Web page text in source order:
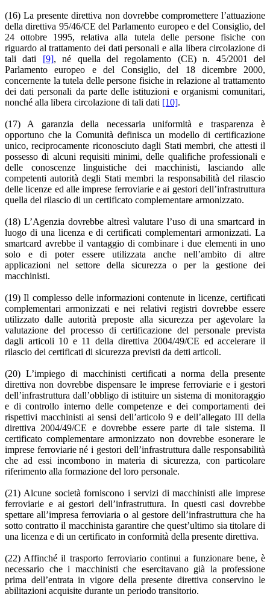
(16) La presente direttiva non dovrebbe compromettere l’attuazione
della direttiva 95/46/CE del Parlamento europeo e del Consiglio, del
24 ottobre 1995, relativa alla tutela delle persone fisiche con
riguardo al trattamento dei dati personali e alla libera circolazione di
tali dati [9], né quella del regolamento (CE) n. 45/2001 del
Parlamento europeo e del Consiglio, del 18 dicembre 2000,
concernente la tutela delle persone fisiche in relazione al trattamento
dei dati personali da parte delle istituzioni e organismi comunitari,
nonché alla libera circolazione di tali dati [10].
(17) A garanzia della necessaria uniformità e trasparenza è
opportuno che la Comunità definisca un modello di certificazione
unico, reciprocamente riconosciuto dagli Stati membri, che attesti il
possesso di alcuni requisiti minimi, delle qualifiche professionali e
delle conoscenze linguistiche dei macchinisti, lasciando alle
competenti autorità degli Stati membri la responsabilità del rilascio
delle licenze ed alle imprese ferroviarie e ai gestori dell’infrastruttura
quella del rilascio di un certificato complementare armonizzato.
(18) L’Agenzia dovrebbe altresì valutare l’uso di una smartcard in
luogo di una licenza e di certificati complementari armonizzati. La
smartcard avrebbe il vantaggio di combinare i due elementi in uno
solo e di poter essere utilizzata anche nell’ambito di altre
applicazioni nel settore della sicurezza o per la gestione dei
macchinisti.
(19) Il complesso delle informazioni contenute in licenze, certificati
complementari armonizzati e nei relativi registri dovrebbe essere
utilizzato dalle autorità preposte alla sicurezza per agevolare la
valutazione del processo di certificazione del personale prevista
dagli articoli 10 e 11 della direttiva 2004/49/CE ed accelerare il
rilascio dei certificati di sicurezza previsti da detti articoli.
(20) L’impiego di macchinisti certificati a norma della presente
direttiva non dovrebbe dispensare le imprese ferroviarie e i gestori
dell’infrastruttura dall’obbligo di istituire un sistema di monitoraggio
e di controllo interno delle competenze e dei comportamenti dei
rispettivi macchinisti ai sensi dell’articolo 9 e dell’allegato III della
direttiva 2004/49/CE e dovrebbe essere parte di tale sistema. Il
certificato complementare armonizzato non dovrebbe esonerare le
imprese ferroviarie né i gestori dell’infrastruttura dalle responsabilità
che ad essi incombono in materia di sicurezza, con particolare
riferimento alla formazione del loro personale.
(21) Alcune società forniscono i servizi di macchinisti alle imprese
ferroviarie e ai gestori dell’infrastruttura. In questi casi dovrebbe
spettare all’impresa ferroviaria o al gestore dell’infrastruttura che ha
sotto contratto il macchinista garantire che quest’ultimo sia titolare di
una licenza e di un certificato in conformità della presente direttiva.
(22) Affinché il trasporto ferroviario continui a funzionare bene, è
necessario che i macchinisti che esercitavano già la professione
prima dell’entrata in vigore della presente direttiva conservino le
abilitazioni acquisite durante un periodo transitorio.